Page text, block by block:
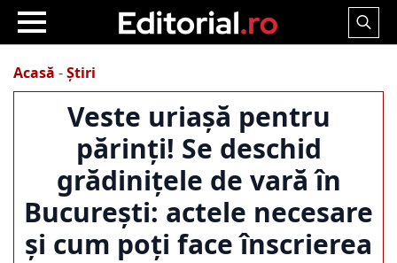
Search
Acasă -Știri
Veste uriașă pentru
părinți! Se deschid
grădinițele de vară în
București: actele necesare
și cum poți face înscrierea